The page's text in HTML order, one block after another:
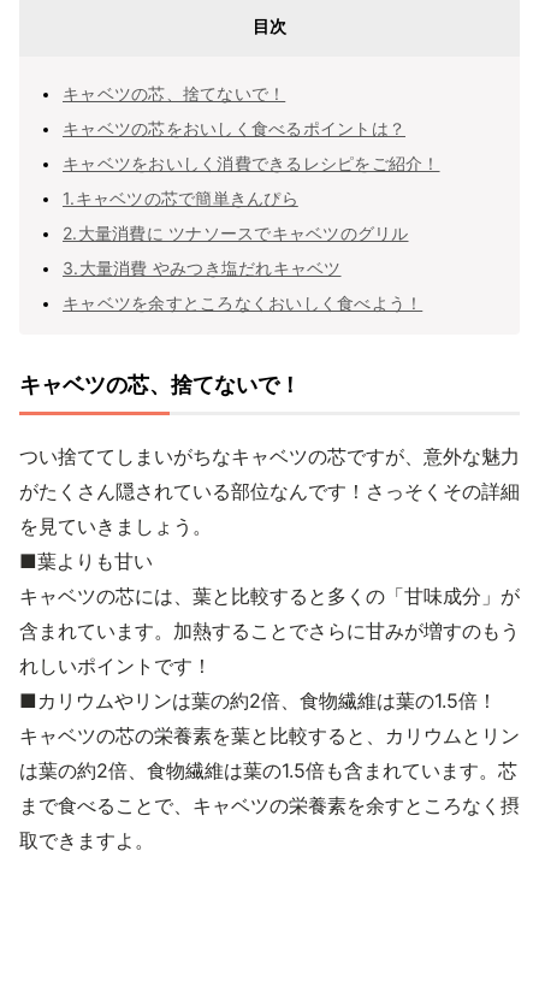
目次
キャベツの芯、捨てないで！
キャベツの芯をおいしく食べるポイントは？
キャベツをおいしく消費できるレシピをご紹介！
1.キャベツの芯で簡単きんぴら
2.大量消費に ツナソースでキャベツのグリル
3.大量消費 やみつき塩だれキャベツ
キャベツを余すところなくおいしく食べよう！
キャベツの芯、捨てないで！
つい捨ててしまいがちなキャベツの芯ですが、意外な魅力
がたくさん隠されている部位なんです！さっそくその詳細
を見ていきましょう。
■葉よりも甘い
キャベツの芯には、葉と比較すると多くの「甘味成分」が
含まれています。加熱することでさらに甘みが増すのもう
れしいポイントです！
■カリウムやリンは葉の約2倍、食物繊維は葉の1.5倍！
キャベツの芯の栄養素を葉と比較すると、カリウムとリン
は葉の約2倍、食物繊維は葉の1.5倍も含まれています。芯
まで食べることで、キャベツの栄養素を余すところなく摂
取できますよ。